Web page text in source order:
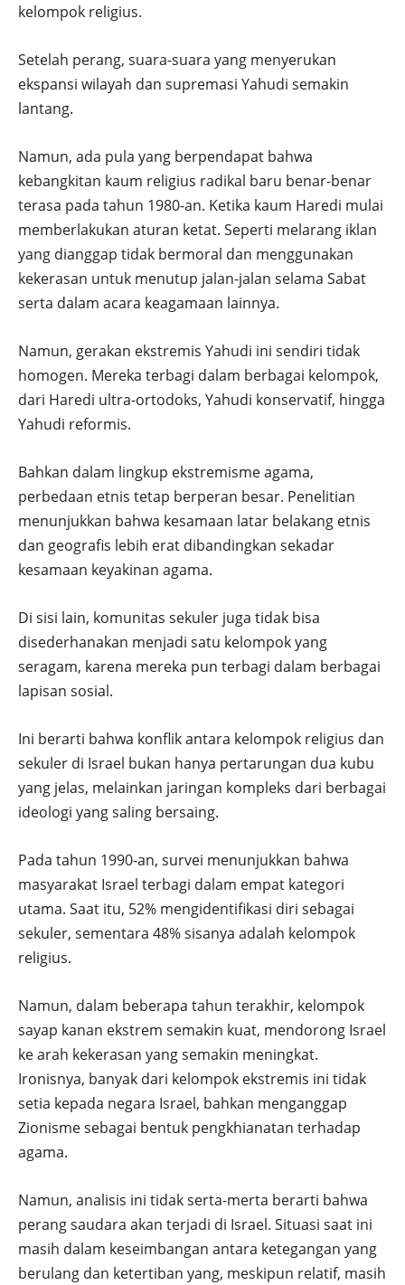
kelompok religius.
Setelah perang, suara-suara yang menyerukan
ekspansi wilayah dan supremasi Yahudi semakin
lantang.
Namun, ada pula yang berpendapat bahwa
kebangkitan kaum religius radikal baru benar-benar
terasa pada tahun 1980-an. Ketika kaum Haredi mulai
memberlakukan aturan ketat. Seperti melarang iklan
yang dianggap tidak bermoral dan menggunakan
kekerasan untuk menutup jalan-jalan selama Sabat
serta dalam acara keagamaan lainnya.
Namun, gerakan ekstremis Yahudi ini sendiri tidak
homogen. Mereka terbagi dalam berbagai kelompok,
dari Haredi ultra-ortodoks, Yahudi konservatif, hingga
Yahudi reformis.
Bahkan dalam lingkup ekstremisme agama,
perbedaan etnis tetap berperan besar. Penelitian
menunjukkan bahwa kesamaan latar belakang etnis
dan geografis lebih erat dibandingkan sekadar
kesamaan keyakinan agama.
Di sisi lain, komunitas sekuler juga tidak bisa
disederhanakan menjadi satu kelompok yang
seragam, karena mereka pun terbagi dalam berbagai
lapisan sosial.
Ini berarti bahwa konflik antara kelompok religius dan
sekuler di Israel bukan hanya pertarungan dua kubu
yang jelas, melainkan jaringan kompleks dari berbagai
ideologi yang saling bersaing.
Pada tahun 1990-an, survei menunjukkan bahwa
masyarakat Israel terbagi dalam empat kategori
utama. Saat itu, 52% mengidentifikasi diri sebagai
sekuler, sementara 48% sisanya adalah kelompok
religius.
Namun, dalam beberapa tahun terakhir, kelompok
sayap kanan ekstrem semakin kuat, mendorong Israel
ke arah kekerasan yang semakin meningkat.
Ironisnya, banyak dari kelompok ekstremis ini tidak
setia kepada negara Israel, bahkan menganggap
Zionisme sebagai bentuk pengkhianatan terhadap
agama.
Namun, analisis ini tidak serta-merta berarti bahwa
perang saudara akan terjadi di Israel. Situasi saat ini
masih dalam keseimbangan antara ketegangan yang
berulang dan ketertiban yang, meskipun relatif, masih